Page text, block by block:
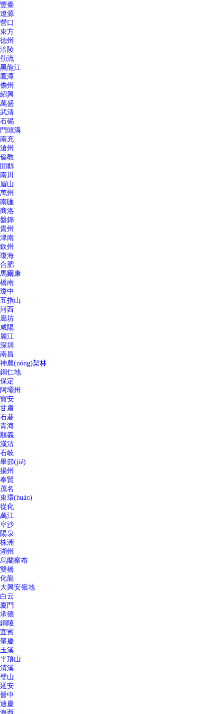
豐臺
遼源
營口
東方
德州
涪陵
勒流
黑龍江
鷹潭
儋州
紹興
萬盛
武清
石碣
門頭溝
南充
滄州
倫教
開縣
南川
眉山
萬州
南匯
商洛
盤錦
貴州
津南
欽州
瓊海
合肥
馬爾康
橋南
瓊中
五指山
河西
廊坊
咸陽
麗江
深圳
南昌
神農(nóng)架林
銅仁地
保定
阿壩州
寶安
甘肅
石碁
青海
順義
漢沽
石岐
畢節(jié)
揚州
奉賢
茂名
東環(huán)
從化
萬江
阜沙
陽泉
株洲
湖州
烏蘭察布
雙橋
化龍
大興安嶺地
白云
廈門
承德
銅陵
宜賓
肇慶
玉溪
平頂山
清溪
璧山
延安
晉中
迪慶